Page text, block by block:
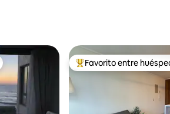
De los mejores en
Favorito entre